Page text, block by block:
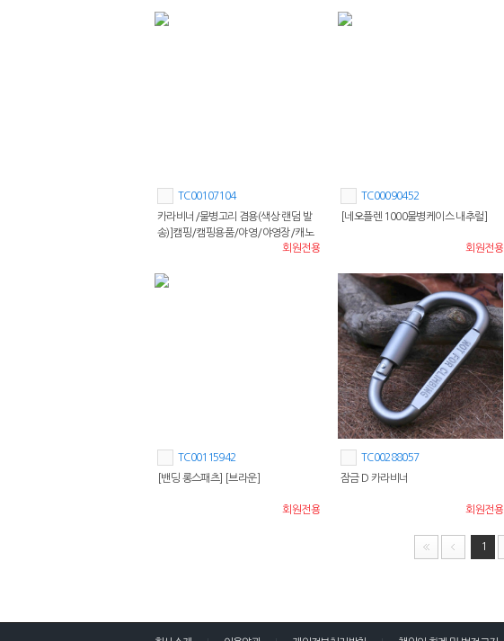
TC00107104
카라비너/물병고리 겸용(색상 랜덤 발
송)]캠핑/캠핑용품/야영/야영장/캐노
피/야외/오토캠핑/캠핑/레져/등산/낚
회원전용
TC00090452
[네오플렌 1000물병케이스 내추럴]
회원전용
TC00115942
[밴딩 롱스패츠] [브라운]
회원전용
TC00288057
잠금 D 카라비너
회원전용
1